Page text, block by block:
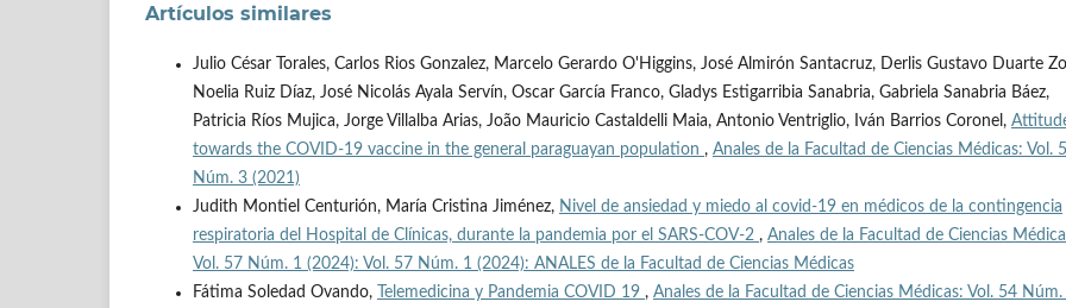
Artículos similares
Julio César Torales, Carlos Rios Gonzalez, Marcelo Gerardo O'Higgins, José Almirón Santacruz, Derlis Gustavo Duarte
Noelia Ruiz Díaz, José Nicolás Ayala Servín, Oscar García Franco, Gladys Estigarribia Sanabria, Gabriela Sanabria Báez,
Patricia Ríos Mujica, Jorge Villalba Arias, João Mauricio Castaldelli Maia, Antonio Ventriglio, Iván Barrios Coronel,
towards the COVID-19 vaccine in the general paraguayan population , Anales de la Facultad de Ciencias Médicas: Vol.
Núm. 3 (2021)
Judith Montiel Centurión, María Cristina Jiménez, Nivel de ansiedad y miedo al covid-19 en médicos de la contingencia
respiratoria del Hospital de Clínicas, durante la pandemia por el SARS-COV-2 , Anales de la Facultad de Ciencias
Vol. 57 Núm. 1 (2024): Vol. 57 Núm. 1 (2024): ANALES de la Facultad de Ciencias Médicas
Fátima Soledad Ovando,
Telemedicina y Pandemia COVID 19 , Anales de la Facultad de Ciencias Médicas: Vol. 54 Núm.